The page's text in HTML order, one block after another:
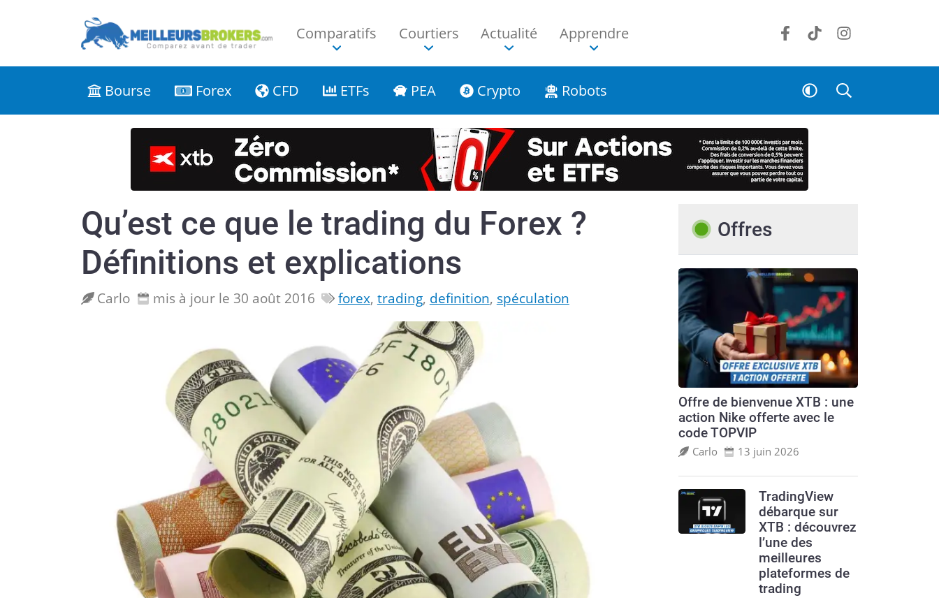
Comparatifs Courtiers Actualité Apprendre
Bourse Forex CFD ETFs PEA Crypto Robots
Qu’est ce que le trading du Forex ?
Définitions et explications
Carlo mis à jour le 30 août 2016 forex, trading, definition, spéculation
Offres
Offre de bienvenue XTB : une
action Nike offerte avec le
code TOPVIP
Carlo 13 juin 2026
TradingView
débarque sur
XTB : découvrez
l’une des
meilleures
plateformes de
trading